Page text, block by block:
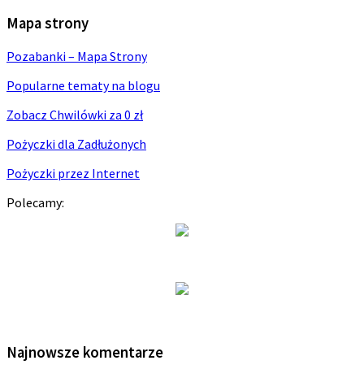
Mapa strony
Pozabanki – Mapa Strony
Popularne tematy na blogu
Zobacz Chwilówki za 0 zł
Pożyczki dla Zadłużonych
Pożyczki przez Internet
Polecamy:
Najnowsze komentarze